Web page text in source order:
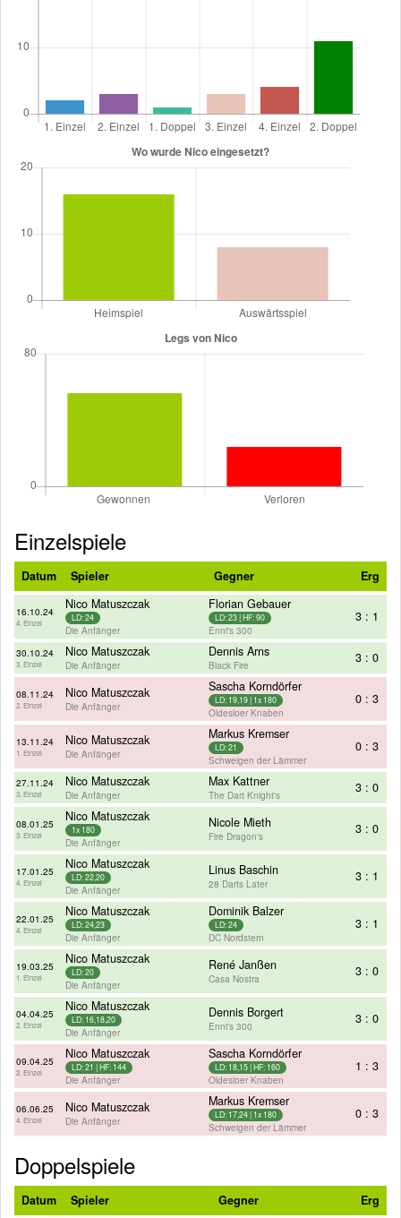
Einzelspiele
Datum Spieler Gegner Erg
16.10.24
4. Einzel
Nico Matuszczak
LD: 24
Die Anfänger
Florian Gebauer
LD: 23 | HF: 90
Enni's 300
3 : 1
30.10.24
3. Einzel
Nico Matuszczak
Die Anfänger
Dennis Arns
Black Fire 3 : 0
08.11.24
2. Einzel
Nico Matuszczak
Die Anfänger
Sascha Korndörfer
LD: 19,19 | 1x 180
Oldesloer Knaben
0 : 3
13.11.24
1. Einzel
Nico Matuszczak
Die Anfänger
Markus Kremser
LD: 21
Schweigen der Lämmer
0 : 3
27.11.24
3. Einzel
Nico Matuszczak
Die Anfänger
Max Kattner
The Dart Knight's 3 : 0
08.01.25
3. Einzel
Nico Matuszczak
1x 180
Die Anfänger
Nicole Mieth
Fire Dragon's 3 : 0
17.01.25
4. Einzel
Nico Matuszczak
LD: 22,20
Die Anfänger
Linus Baschin
28 Darts Later 3 : 1
22.01.25
4. Einzel
Nico Matuszczak
LD: 24,23
Die Anfänger
Dominik Balzer
LD: 24
DC Nordstern
3 : 1
19.03.25
1. Einzel
Nico Matuszczak
LD: 20
Die Anfänger
René Janßen
Casa Nostra 3 : 0
04.04.25
2. Einzel
Nico Matuszczak
LD: 16,18,20
Die Anfänger
Dennis Borgert
Enni's 300 3 : 0
09.04.25
2. Einzel
Nico Matuszczak
LD: 21 | HF: 144
Die Anfänger
Sascha Korndörfer
LD: 18,15 | HF: 160
Oldesloer Knaben
1 : 3
06.06.25
4. Einzel
Nico Matuszczak
Die Anfänger
Markus Kremser
LD: 17,24 | 1x 180
Schweigen der Lämmer
0 : 3
Doppelspiele
Datum Spieler Gegner Erg